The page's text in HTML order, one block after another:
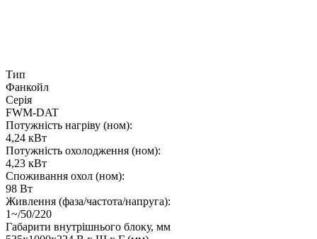
Тип
Фанкойл
Серія
FWM-DAT
Потужність нагріву (ном):
4,24 кВт
Потужність охолодження (ном):
4,23 кВт
Споживання охол (ном):
98 Вт
Живлення (фаза/частота/напруга):
1~/50/220
Габарити внутрішнього блоку, мм